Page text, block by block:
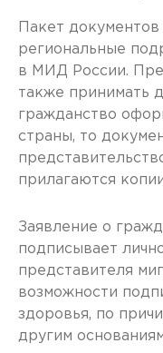
Пакет
региональные
в МИД России.
также принимать
гражданство
страны, то
прилагаются
Заявление о
подписывает
представителя
возможности
здоровья, по
другим